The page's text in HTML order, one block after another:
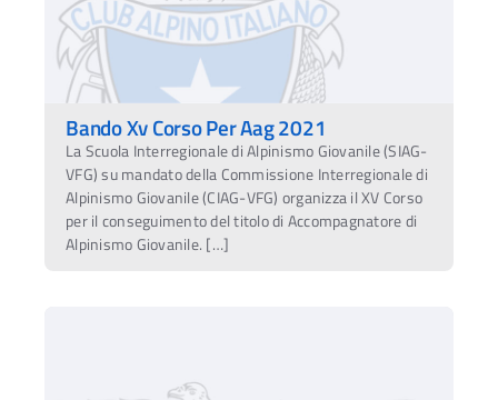
Bando Xv Corso Per Aag 2021
La Scuola Interregionale di Alpinismo Giovanile (SIAG-
VFG) su mandato della Commissione Interregionale di
Alpinismo Giovanile (CIAG-VFG) organizza il XV Corso
per il conseguimento del titolo di Accompagnatore di
Alpinismo Giovanile. […]